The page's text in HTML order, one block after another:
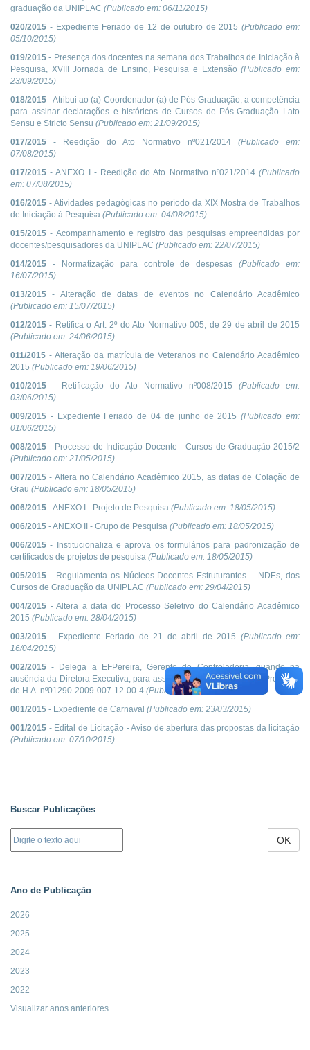
graduação da UNIPLAC (Publicado em: 06/11/2015)
020/2015 - Expediente Feriado de 12 de outubro de 2015(Publicado em:
05/10/2015)
019/2015 - Presença dos docentes na semana dos Trabalhos de Iniciação à
Pesquisa, XVIII Jornada de Ensino, Pesquisa e Extensão(Publicado em:
23/09/2015)
018/2015 - Atribui ao (a) Coordenador (a) de Pós-Graduação, a competência
para assinar declarações e históricos de Cursos de Pós-Graduação Lato
Sensu e Stricto Sensu (Publicado em: 21/09/2015)
017/2015 - Reedição do Ato Normativo nº021/2014 (Publicado em:
07/08/2015)
017/2015 - ANEXO I - Reedição do Ato Normativo nº021/2014 (Publicado
em: 07/08/2015)
016/2015 - Atividades pedagógicas no período da XIX Mostra de Trabalhos
de Iniciação à Pesquisa (Publicado em: 04/08/2015)
015/2015 - Acompanhamento e registro das pesquisas empreendidas por
docentes/pesquisadores da UNIPLAC (Publicado em: 22/07/2015)
014/2015 - Normatização para controle de despesas(Publicado em:
16/07/2015)
013/2015 - Alteração de datas de eventos no Calendário Acadêmico
(Publicado em: 15/07/2015)
012/2015 - Retifica o Art. 2º do Ato Normativo 005, de 29 de abril de 2015
(Publicado em: 24/06/2015)
011/2015 - Alteração da matrícula de Veteranos no Calendário Acadêmico
2015 (Publicado em: 19/06/2015)
010/2015 - Retificação do Ato Normativo nº008/2015 (Publicado em:
03/06/2015)
009/2015 - Expediente Feriado de 04 de junho de 2015(Publicado em:
01/06/2015)
008/2015 - Processo de Indicação Docente - Cursos de Graduação 2015/2
(Publicado em: 21/05/2015)
007/2015 - Altera no Calendário Acadêmico 2015, as datas de Colação de
Grau (Publicado em: 18/05/2015)
006/2015 - ANEXO I - Projeto de Pesquisa (Publicado em: 18/05/2015)
006/2015 - ANEXO II - Grupo de Pesquisa (Publicado em: 18/05/2015)
006/2015 - Institucionaliza e aprova os formulários para padronização de
certificados de projetos de pesquisa (Publicado em: 18/05/2015)
005/2015 - Regulamenta os Núcleos Docentes Estruturantes – NDEs, dos
Cursos de Graduação da UNIPLAC (Publicado em: 29/04/2015)
004/2015 - Altera a data do Processo Seletivo do Calendário Acadêmico
2015 (Publicado em: 28/04/2015)
003/2015 - Expediente Feriado de 21 de abril de 2015 (Publicado em:
16/04/2015)
002/2015 - Delega a EFPereira, Gerente de Controladoria, quando na
ausência da Diretora Executiva, para assinar os termos de adesão Processo
de H.A. nº01290-2009-007-12-00-4 (Publicado em: 23/03/2015
001/2015 - Expediente de Carnaval (Publicado em: 23/03/2015)
001/2015 - Edital de Licitação - Aviso de abertura das propostas da licitação
(Publicado em: 07/10/2015)
Buscar Publicações
OK
Ano de Publicação
2026
2025
2024
2023
2022
Visualizar anos anteriores